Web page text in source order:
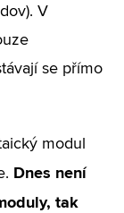
V
se přímo
modul
Dnes není
tak